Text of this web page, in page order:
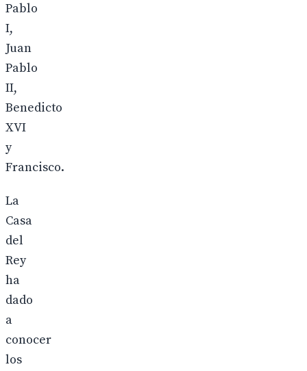
Pablo
I,
Juan
Pablo
II,
Benedicto
XVI
y
Francisco.
La
Casa
del
Rey
ha
dado
a
conocer
los